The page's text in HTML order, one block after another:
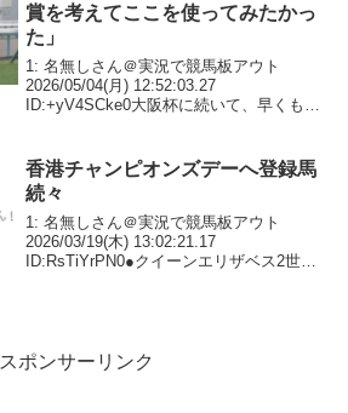
賞を考えてここを使ってみたかっ
た」
1: 名無しさん＠実況で競馬板アウト
2026/05/04(月) 12:52:03.27
ID:+yV4SCke0大阪杯に続いて、早くも今
の吉田俊介代表は「凱旋門賞(...
香港チャンピオンズデーへ登録馬
続々
1: 名無しさん＠実況で競馬板アウト
2026/03/19(木) 13:02:21.17
ID:RsTiYrPN0●クイーンエリザベス2世カ
スポンサーリンク